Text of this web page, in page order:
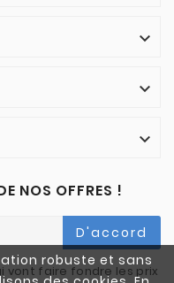
robuste et sans



NOS OFFRES !
D'accord
vont faire fondre les prix